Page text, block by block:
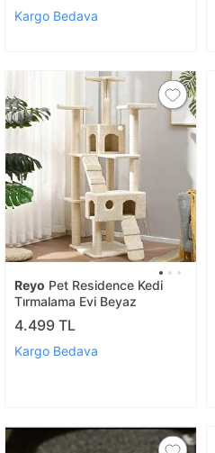
Kargo Bedava
Reyo Pet Residence Kedi
Tırmalama Evi Beyaz
4.499 TL
Kargo Bedava